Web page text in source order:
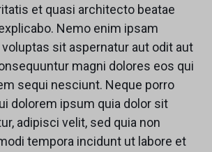
et quasi architecto beatae
Nemo enim ipsam
sit aspernatur aut odit aut
magni dolores eos qui
sequi nesciunt. Neque porro
dolorem ipsum quia dolor sit
adipisci velit, sed quia non
tempora incidunt ut labore et